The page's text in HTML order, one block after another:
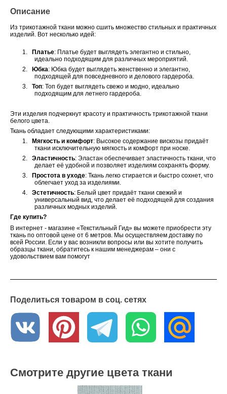
Описание
Из трикотажной ткани можно сшить множество стильных и практичных
изделий. Вот несколько идей:
1. Платье: Платье будет выглядеть элегантно и стильно,
идеально подходящим для различных мероприятий.
2.
Юбка: Юбка будет выглядеть женственно и элегантно,
подходящей для повседневного и делового гардероба.
3.
Топ: Топ будет выглядеть свежо и модно, идеально
подходящим для летнего гардероба.
Эти изделия подчеркнут красоту и практичность трикотажной ткани
белого цвета.
Ткань обладает следующими характеристиками:
1.
Мягкость и комфорт: Высокое содержание вискозы придаёт
ткани исключительную мягкость и комфорт при носке.
2.
Эластичность: Эластан обеспечивает эластичность ткани, что
делает её удобной и позволяет изделиям сохранять форму.
3.
Простота в уходе: Ткань легко стирается и быстро сохнет, что
облегчает уход за изделиями.
4.
Эстетичность: Белый цвет придаёт ткани свежий и
универсальный вид, что делает её подходящей для создания
различных модных изделий.
Где купить?
В интернет - магазине «Текстильный Гид» вы можете приобрести эту
ткань по оптовой цене от 6 метров. Мы осуществляем доставку по
всей России. Если у вас возникли вопросы или вы хотите получить
образцы ткани, обратитесь к нашим менеджерам – они с
удовольствием вам помогут
Поделиться товаром в соц. сетях
Смотрите другие цвета ткани